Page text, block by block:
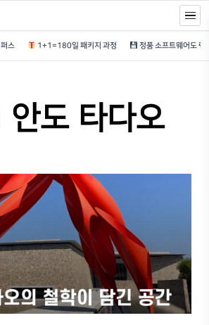
터스 캠퍼스 1+1=180일 패키지 과정
도 타다오